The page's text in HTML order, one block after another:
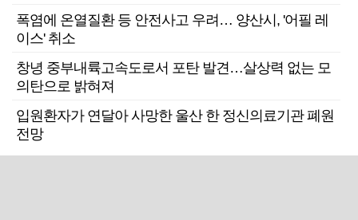
폭염에 온열질환 등 안전사고 우려… 양산시, '어필 레
이스' 취소
창녕 중부내륙고속도로서 포탄 발견…살상력 없는 모
의탄으로 밝혀져
입원환자가 연달아 사망한 울산 한 정신의료기관 폐원
전망